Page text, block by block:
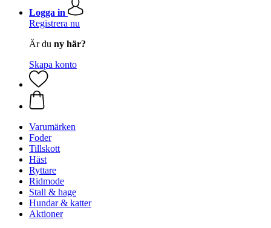
Logga in
Registrera nu
Är du ny här?
Skapa konto
Varumärken
Foder
Tillskott
Häst
Ryttare
Ridmode
Stall & hage
Hundar & katter
Aktioner